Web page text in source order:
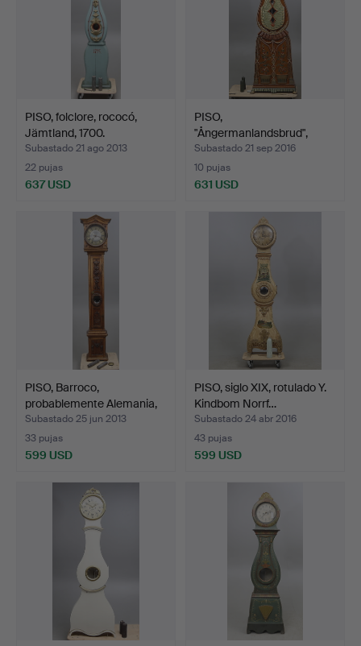
PISO, folclore, rococó,
Jämtland, 1700.
Subastado 21 ago 2013
22 pujas
637 USD
PISO,
"Ångermanlandsbrud",
esfera marcada …
Subastado 21 sep 2016
10 pujas
631 USD
PISO, Barroco,
probablemente Alemania,
170…
Subastado 25 jun 2013
33 pujas
599 USD
PISO, siglo XIX, rotulado Y.
Kindbom Norrf…
Subastado 24 abr 2016
43 pujas
599 USD